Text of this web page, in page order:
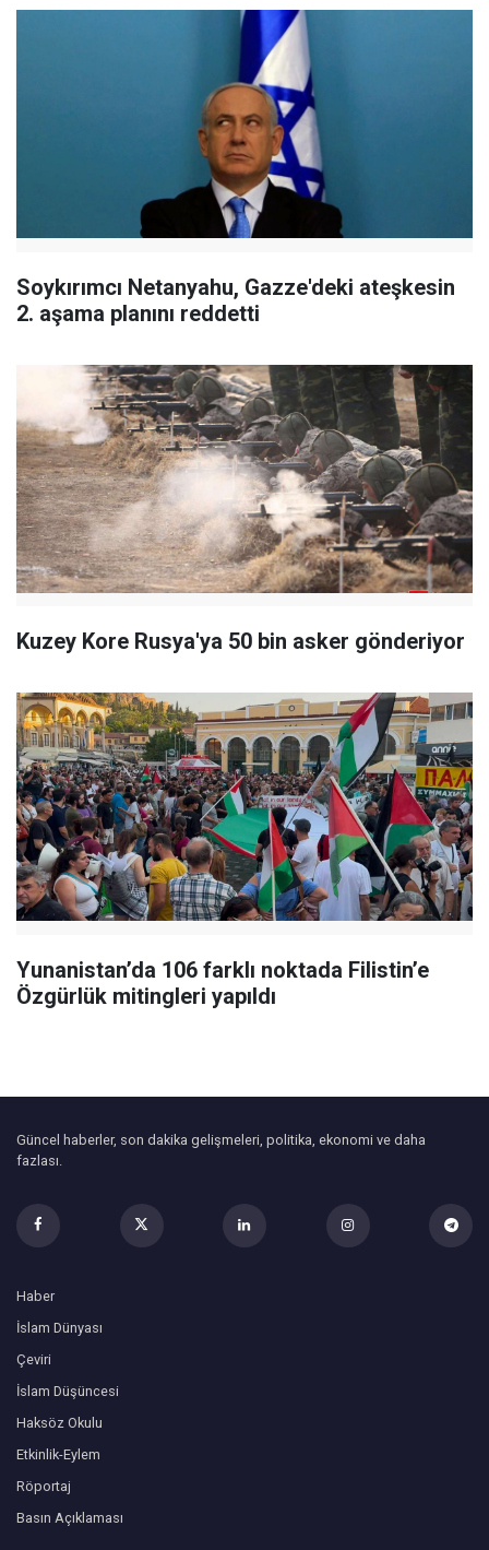
Soykırımcı Netanyahu, Gazze'deki ateşkesin
2. aşama planını reddetti
Kuzey Kore Rusya'ya 50 bin asker gönderiyor
Yunanistan’da 106 farklı noktada Filistin’e
Özgürlük mitingleri yapıldı
Güncel haberler, son dakika gelişmeleri, politika, ekonomi ve daha
fazlası.
Haber
İslam Dünyası
Çeviri
İslam Düşüncesi
Haksöz Okulu
Etkinlik-Eylem
Röportaj
Basın Açıklaması